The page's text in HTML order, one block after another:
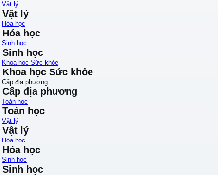
Vật lý
Vật lý
Hóa học
Hóa học
Sinh học
Sinh học
Khoa học Sức khỏe
Khoa học Sức khỏe
Cấp địa phương
Cấp địa phương
Toán học
Toán học
Vật lý
Vật lý
Hóa học
Hóa học
Sinh học
Sinh học